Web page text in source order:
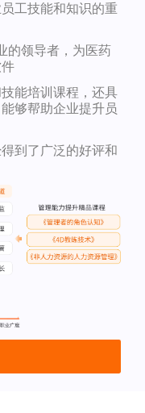
工技能和知识的重
的领导者，为医药
能培训课程，还具
够帮助企业提升员
到了广泛的好评和